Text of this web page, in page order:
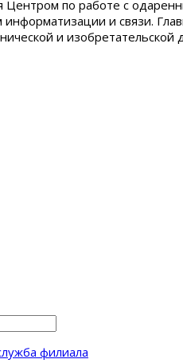
Центром по работе с
и связи.
и
филиала